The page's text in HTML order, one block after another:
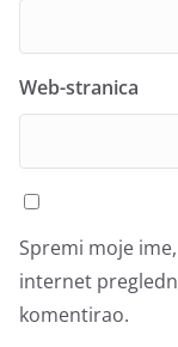
Web-stranica
Spremi moje
internet
komentirao.